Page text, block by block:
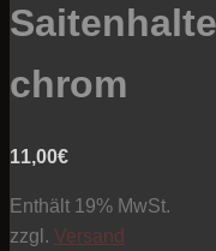
chrom
11,00€
Enthält 19% MwSt.
zzgl. Versand